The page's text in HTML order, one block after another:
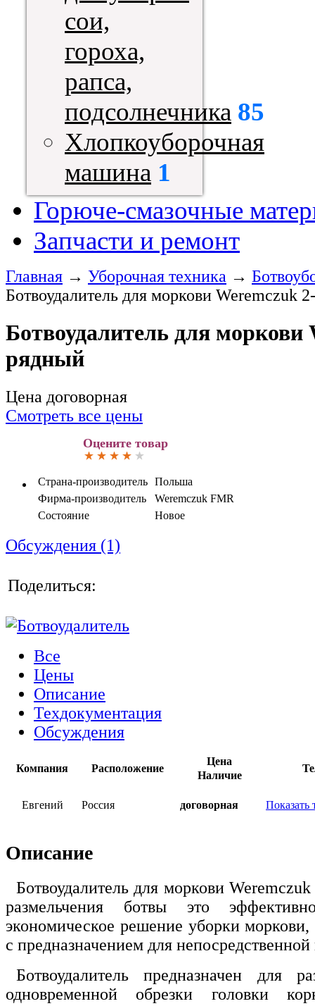
сои,
гороха,
рапса,
подсолнечника 85
Хлопкоуборочная
машина 1
Горюче-смазочные
Запчасти и ремонт
Главная → Уборочная техника →
Ботвоудалитель для моркови Weremczuk
Ботвоудалитель для моркови
рядный
Цена договорная
Смотреть все цены
Оцените товар
Страна-производитель Польша
Фирма-производитель
Weremczuk FMR
Состояние
Новое
Обсуждения (1)
Поделиться:
Все
Цены
Описание
Техдокументация
Обсуждения
Компания Расположение
Цена
Наличие
Евгений Россия договорная Показать
Описание
Ботвоудалитель для моркови
размельчения ботвы это
экономическое решение уборки
с предназначением для непосредственной
Ботвоудалитель предназначен для
одновременной обрезки головки